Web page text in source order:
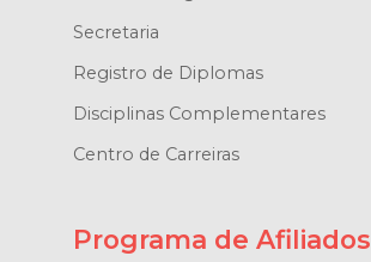
Secretaria
Registro de Diplomas
Disciplinas Complementares
Centro de Carreiras
Programa de Afiliados